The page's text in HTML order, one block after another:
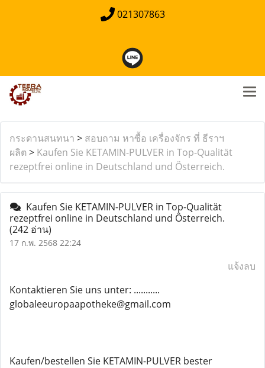
021307863
กระดานสนทนา > สอบถาม หาซื้อ เครื่องจักร ที่ ธีราฯ
ผลิต > Kaufen Sie KETAMIN-PULVER in Top-Qualität
rezeptfrei online in Deutschland und Österreich.
Kaufen Sie KETAMIN-PULVER in Top-Qualität
rezeptfrei online in Deutschland und Österreich.
(242 อ่าน)
17 ก.พ. 2568 22:24
แจ้งลบ
Kontaktieren Sie uns unter: ...........
globaleeuropaapotheke@gmail.com
Kaufen/bestellen Sie KETAMIN-PULVER bester